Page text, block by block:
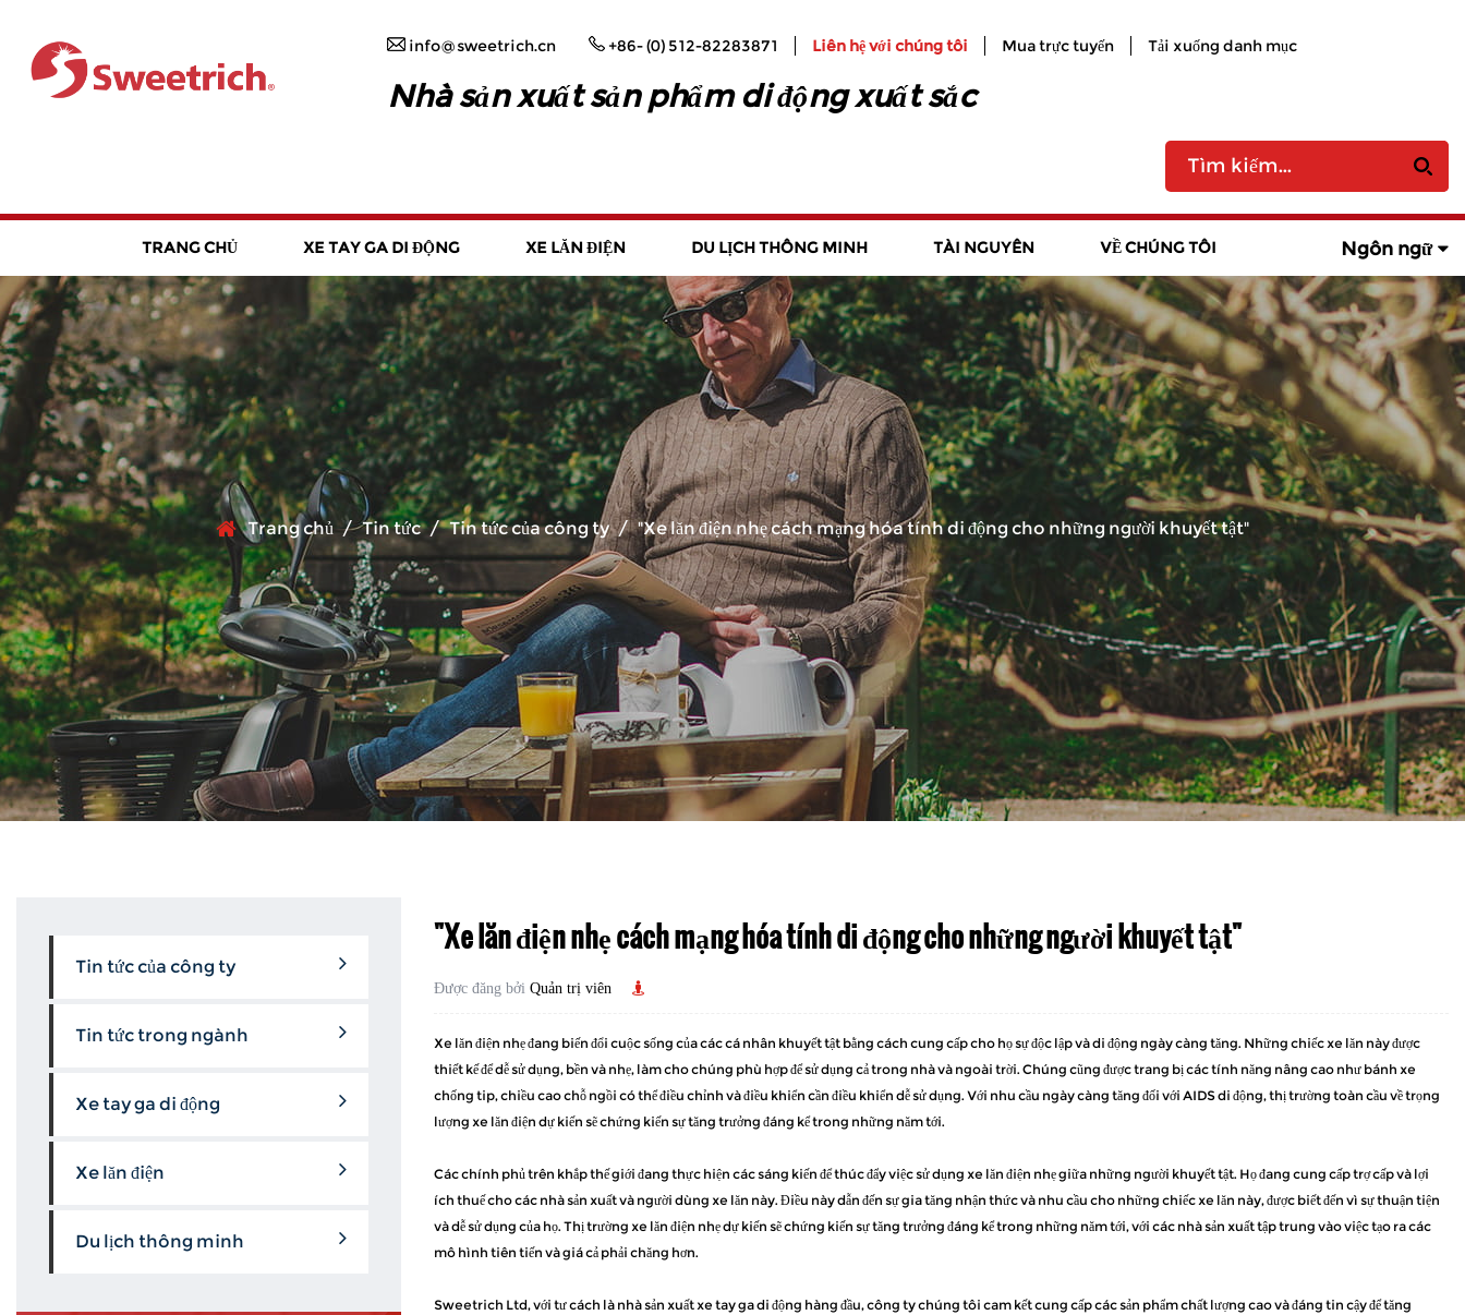
info@sweetrich.cn +86- (0) 512-82283871 Liên hệ với chúng tôi Mua trực tuyến Tải xuống danh mục
Nhà sản xuất sản phẩm di động xuất sắc
TRANG CHỦ XE TAY GA DI ĐỘNG XE LĂN ĐIỆN DU LỊCH THÔNG MINH TÀI NGUYÊN VỀ CHÚNG TÔI Ngôn ngữ
Trang chủ / Tin tức / Tin tức của công ty / "Xe lăn điện nhẹ cách mạng hóa tính di động cho những người khuyết tật"
Tin tức của công ty
Tin tức trong ngành
Xe tay ga di động
Xe lăn điện
Du lịch thông minh
"Xe lăn điện nhẹ cách mạng hóa tính di động cho những người khuyết tật"
Được đăng bởi Quản trị viên
Xe lăn điện nhẹ đang biến đổi cuộc sống của các cá nhân khuyết tật bằng cách cung cấp cho họ sự độc lập và di động ngày càng tăng. Những chiếc xe lăn này được
thiết kế để dễ sử dụng, bền và nhẹ, làm cho chúng phù hợp để sử dụng cả trong nhà và ngoài trời. Chúng cũng được trang bị các tính năng nâng cao như bánh xe
chống tip, chiều cao chỗ ngồi có thể điều chỉnh và điều khiển cần điều khiển dễ sử dụng. Với nhu cầu ngày càng tăng đối với AIDS di động, thị trường toàn cầu về trọng
lượng xe lăn điện dự kiến ​​sẽ chứng kiến ​​sự tăng trưởng đáng kể trong những năm tới.
Các chính phủ trên khắp thế giới đang thực hiện các sáng kiến ​​để thúc đẩy việc sử dụng xe lăn điện nhẹ giữa những người khuyết tật. Họ đang cung cấp trợ cấp và lợi
ích thuế cho các nhà sản xuất và người dùng xe lăn này. Điều này dẫn đến sự gia tăng nhận thức và nhu cầu cho những chiếc xe lăn này, được biết đến vì sự thuận tiện
và dễ sử dụng của họ. Thị trường xe lăn điện nhẹ dự kiến ​​sẽ chứng kiến ​​sự tăng trưởng đáng kể trong những năm tới, với các nhà sản xuất tập trung vào việc tạo ra các
mô hình tiên tiến và giá cả phải chăng hơn.
Sweetrich Ltd, với tư cách là nhà sản xuất xe tay ga di động hàng đầu, công ty chúng tôi cam kết cung cấp các sản phẩm chất lượng cao và đáng tin cậy để tăng